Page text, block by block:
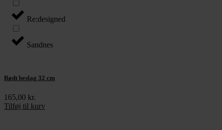
Re:designed
Sandnes
Rødt beslag 32 cm
165,00 kr.
Tilføj til kurv